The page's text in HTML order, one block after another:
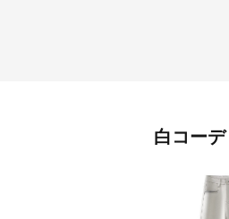
白コーデ